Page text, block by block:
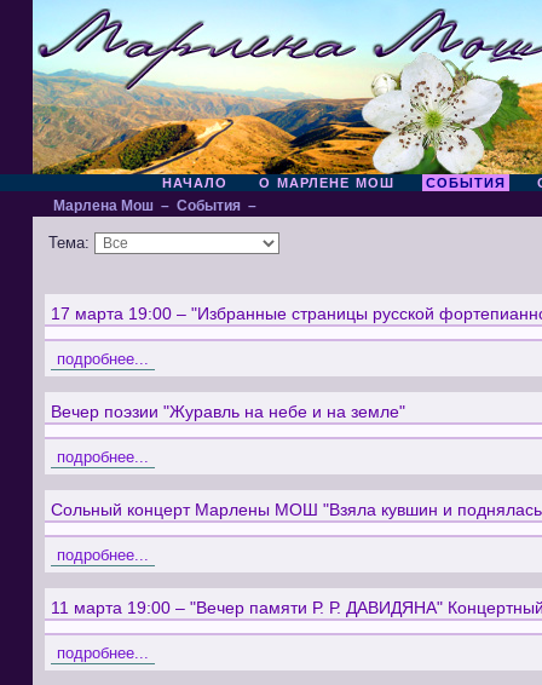
НАЧАЛО О МАРЛЕНЕ МОШ СОБЫТИЯ
Марлена Мош – События –
Тема:
17 марта 19:00 – "Избранные страницы русской
подробнее...
Вечер поэзии "Журавль на небе и на земле"
подробнее...
Сольный концерт Марлены МОШ "Взяла кувшин и поднялась
подробнее...
11 марта 19:00 – "Вечер памяти Р. Р. ДАВИДЯНА"
подробнее...